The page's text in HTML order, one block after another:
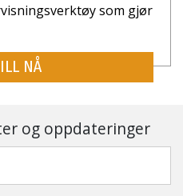
som gjør
NÅ
og oppdateringer